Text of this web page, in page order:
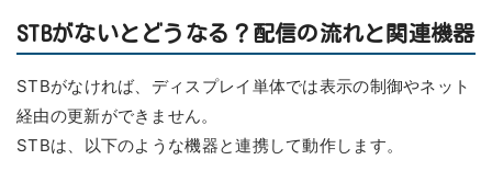
STBがないとどうなる？配信の流れと関連機器
STBがなければ、ディスプレイ単体では表示の制御やネット
経由の更新ができません。
STBは、以下のような機器と連携して動作します。